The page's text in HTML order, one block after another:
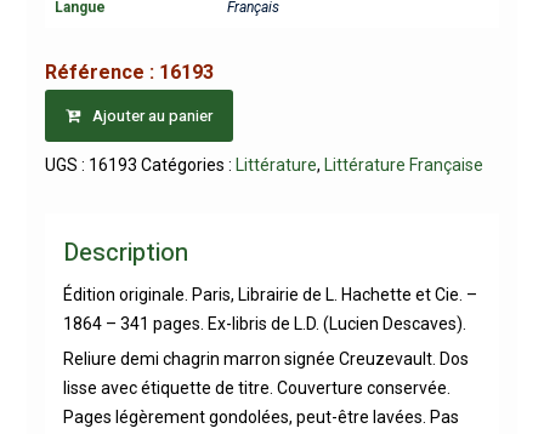
Langue Français
Référence : 16193
Ajouter au panier
UGS : 16193 Catégories : Littérature, Littérature Française
Description
Édition originale. Paris, Librairie de L. Hachette et Cie. –
1864 – 341 pages. Ex-libris de L.D. (Lucien Descaves).
Reliure demi chagrin marron signée Creuzevault. Dos
lisse avec étiquette de titre. Couverture conservée.
Pages légèrement gondolées, peut-être lavées. Pas